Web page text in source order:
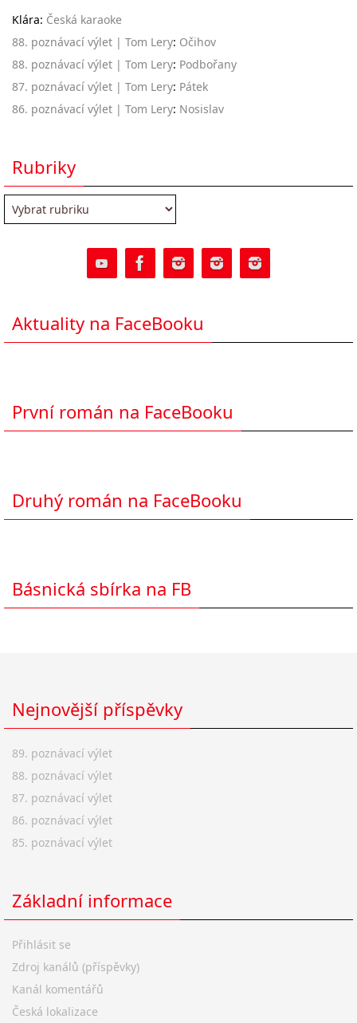
Klára: Česká karaoke
88. poznávací výlet | Tom Lery: Očihov
88. poznávací výlet | Tom Lery: Podbořany
87. poznávací výlet | Tom Lery: Pátek
86. poznávací výlet | Tom Lery: Nosislav
Rubriky
Rubriky
Aktuality na FaceBooku
První román na FaceBooku
Druhý román na FaceBooku
Básnická sbírka na FB
Nejnovější příspěvky
89. poznávací výlet
88. poznávací výlet
87. poznávací výlet
86. poznávací výlet
85. poznávací výlet
Základní informace
Přihlásit se
Zdroj kanálů (příspěvky)
Kanál komentářů
Česká lokalizace